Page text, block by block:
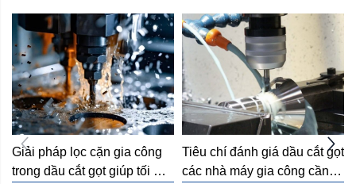
Giải pháp lọc cặn gia công
trong dầu cắt gọt giúp tối ưu
Tiêu chí đánh giá dầu cắt gọt
các nhà máy gia công cần